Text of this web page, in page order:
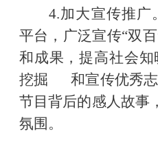
4.加大宣传推广
平台，广泛宣传“双
和成果，提高社会
挖掘
和宣传优秀
节目背后的感人故事
氛围。